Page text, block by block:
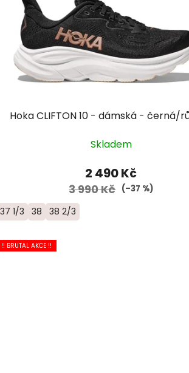
Hoka CLIFTON 10 - dámská - černá/
Skladem
2 490 Kč
3 990 Kč (–37 %)
37 1/3 38 38 2/3
!! BRUTAL AKCE !!